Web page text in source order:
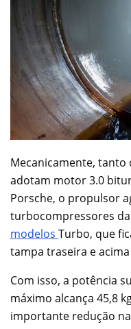
Mecanicamente,
adotam motor 3.0
Porsche, o propulsor
turbocompressores
modelos Turbo, que
tampa traseira e
Com isso, a potência
máximo alcança 45,8
importante redução